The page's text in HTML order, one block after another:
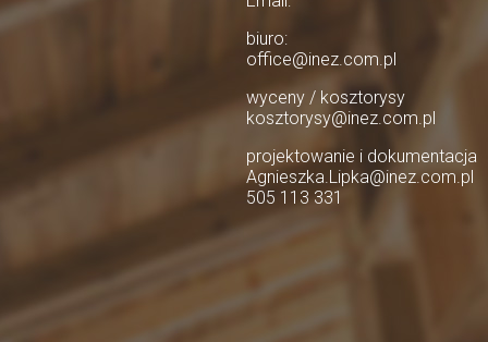
biuro:
office@inez.com.pl
wyceny / kosztorysy
kosztorysy@inez.com.pl
projektowanie i dokumentacja
Agnieszka.Lipka@inez.com.pl
505 113 331